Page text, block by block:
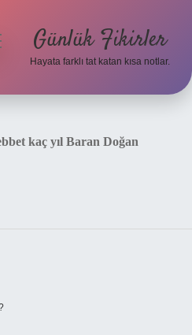
Günlük Fikirler
Hayata farklı tat katan kısa notlar.
kaç yıl Baran Doğan